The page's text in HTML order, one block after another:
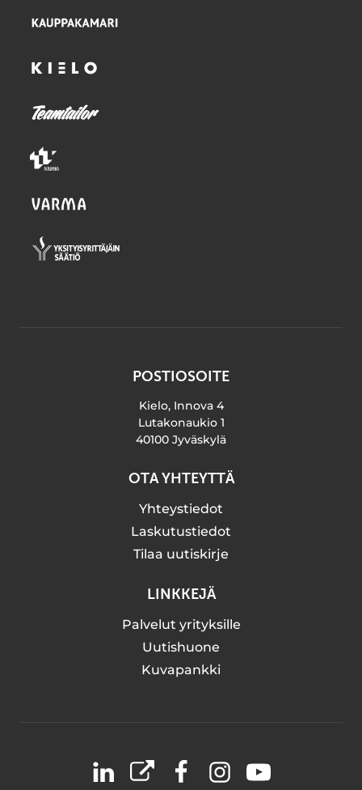
POSTIOSOITE
Kielo, Innova 4
Lutakonaukio 1
40100 Jyväskylä
OTA YHTEYTTÄ
Yhteystiedot
Laskutustiedot
Tilaa uutiskirje
LINKKEJÄ
Palvelut yrityksille
Uutishuone
Kuvapankki
LinkedIn
X FacebookInstagramYouTube